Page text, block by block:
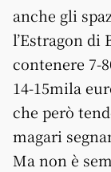
anche gli
l’Estragon di
contenere 7-
14-15mila
che però
magari
Ma non è